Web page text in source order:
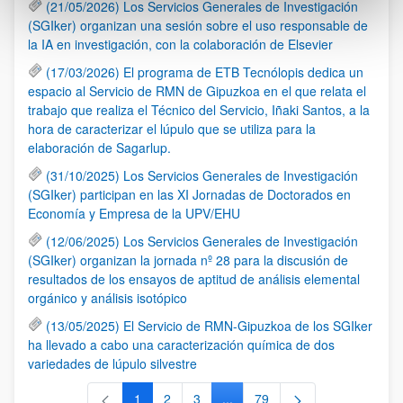
(21/05/2026) Los Servicios Generales de Investigación
(SGIker) organizan una sesión sobre el uso responsable de
la IA en investigación, con la colaboración de Elsevier
(17/03/2026) El programa de ETB Tecnólopis dedica un
espacio al Servicio de RMN de Gipuzkoa en el que relata el
trabajo que realiza el Técnico del Servicio, Iñaki Santos, a la
hora de caracterizar el lúpulo que se utiliza para la
elaboración de Sagarlup.
(31/10/2025) Los Servicios Generales de Investigación
(SGIker) participan en las XI Jornadas de Doctorados en
Economía y Empresa de la UPV/EHU
(12/06/2025) Los Servicios Generales de Investigación
(SGIker) organizan la jornada nº 28 para la discusión de
resultados de los ensayos de aptitud de análisis elemental
orgánico y análisis isotópico
(13/05/2025) El Servicio de RMN-Gipuzkoa de los SGIker
ha llevado a cabo una caracterización química de dos
variedades de lúpulo silvestre
1 2 3 ... 79